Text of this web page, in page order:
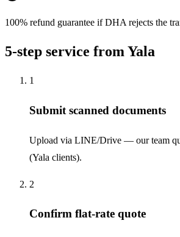
100% refund guarantee if DHA rejects the
5-step service from Yala
1
Submit scanned documents
Upload via LINE/Drive — our team
(Yala clients).
2
Confirm flat-rate quote